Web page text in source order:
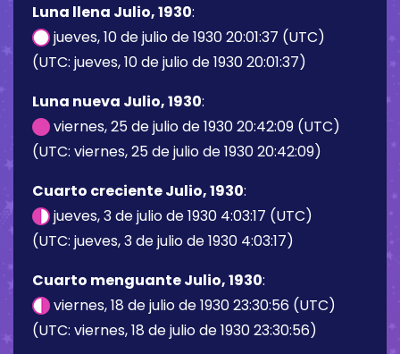
Luna llena Julio, 1930:
jueves, 10 de julio de 1930 20:01:37 (UTC)
(UTC: jueves, 10 de julio de 1930 20:01:37)
Luna nueva Julio, 1930:
viernes, 25 de julio de 1930 20:42:09 (UTC)
(UTC: viernes, 25 de julio de 1930 20:42:09)
Cuarto creciente Julio, 1930:
jueves, 3 de julio de 1930 4:03:17 (UTC)
(UTC: jueves, 3 de julio de 1930 4:03:17)
Cuarto menguante Julio, 1930:
viernes, 18 de julio de 1930 23:30:56 (UTC)
(UTC: viernes, 18 de julio de 1930 23:30:56)